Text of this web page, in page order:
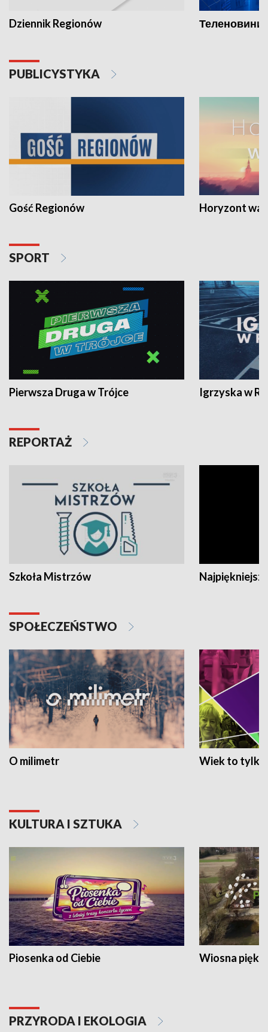
Dziennik Regionów Теленовини
PUBLICYSTYKA
Gość Regionów Horyzont
SPORT
Pierwsza Druga w Trójce Igrzyska w
REPORTAŻ
Szkoła Mistrzów
SPOŁECZEŃSTWO
O milimetr Wiek to tylko
KULTURA I SZTUKA
Piosenka od Ciebie Wiosna
PRZYRODA I EKOLOGIA